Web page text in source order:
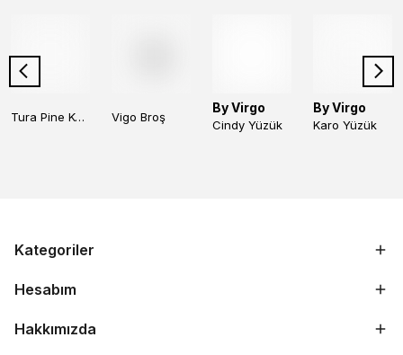
Tura Pine Kolye Vigo Broş
By Virgo
Cindy Yüzük
By Virgo
Karo Yüzük
Kategoriler
Hesabım
Hakkımızda